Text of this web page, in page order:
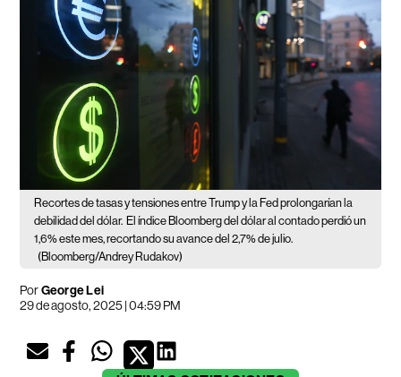
Recortes de tasas y tensiones entre Trump y la Fed prolongarían la
debilidad del dólar. El índice Bloomberg del dólar al contado perdió un
1,6% este mes, recortando su avance del 2,7% de julio.
(Bloomberg/Andrey Rudakov)
PorGeorge Lei
29 de agosto, 2025 | 04:59 PM